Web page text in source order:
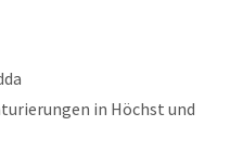
in Höchst und